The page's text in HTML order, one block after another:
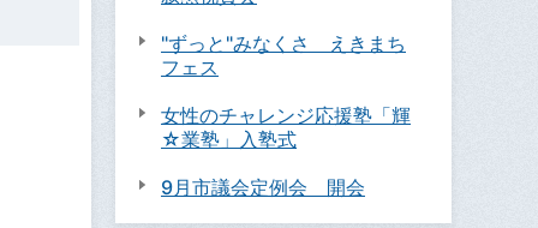
"ずっと"みなくさ えきまち
フェス
女性のチャレンジ応援塾「輝
☆業塾」入塾式
9月市議会定例会 開会